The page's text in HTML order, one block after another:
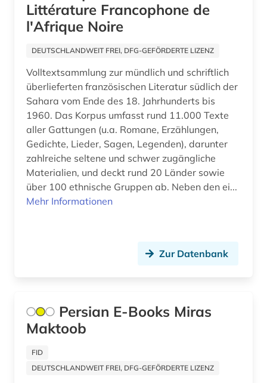
dolmetschen (1)
ecocriticism (1)
elektronische bibliothek (1)
elektronische ressource (1)
elektronische zeitschrift (2)
elektronisches buch (25)
englisch (4)
europa (1)
Russland, Sowjetunion (2)
Schweden (1)
Schweiz (3)
Spanien (20)
Suedamerika (9)
Suedasien (1)
Littérature Francophone de
l'Afrique Noire
DEUTSCHLANDWEIT FREI, DFG-GEFÖRDERTE LIZENZ
Volltextsammlung zur mündlich und schriftlich
überlieferten französischen Literatur südlich der
Sahara vom Ende des 18. Jahrhunderts bis
1960. Das Korpus umfasst rund 11.000 Texte
aller Gattungen (u.a. Romane, Erzählungen,
Gedichte, Lieder, Sagen, Legenden), darunter
zahlreiche seltene und schwer zugängliche
Materialien, und deckt rund 20 Länder sowie
über 100 ethnische Gruppen ab. Neben den ei...
Mehr Informationen
Zur Datenbank
Persian E-Books Miras
Maktoob
FID
DEUTSCHLANDWEIT FREI, DFG-GEFÖRDERTE LIZENZ